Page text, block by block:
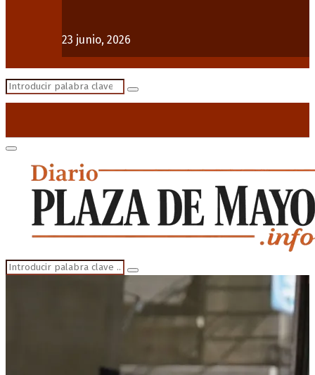
23 junio, 2026
Search
Search
Primary
Menu
Search
for:
Search